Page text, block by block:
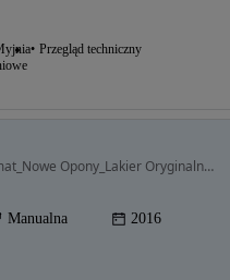
Przegląd techniczny
1598 cm3 • 98 KM • _1Wł_NISKI PRZEBIEG_Tempomat_Nowe Opony_Lakier Oryginalny_JAK NOWY!
Manualna 2016